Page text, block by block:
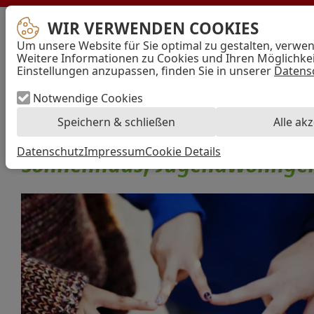
WIR VERWENDEN COOKIES
Um unsere Website für Sie optimal zu gestalten,
Weitere Informationen zu Cookies und Ihren
Einstellungen anzupassen, finden Sie in unserer
Notwendige Cookies
Speichern & schließen
Alle
DatenschutzImpressumCookie Details
AWO
Bremen
–
Arbeiterwohlfahrt
Hansestadt
Bremen
Stationäre und ambulante Jugendhilfe
Sonnenhaus,